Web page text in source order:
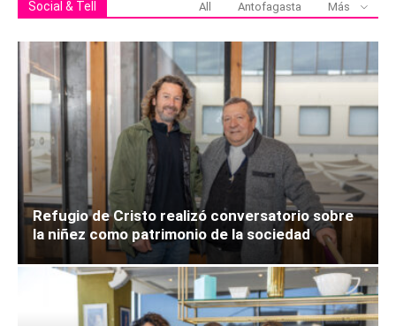
Social & Tell All Antofagasta Más
Refugio de Cristo realizó conversatorio sobre
la niñez como patrimonio de la sociedad